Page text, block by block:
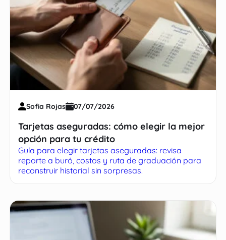
Sofia Rojas 07/07/2026
Tarjetas aseguradas: cómo elegir la mejor
opción para tu crédito
Guía para elegir tarjetas aseguradas: revisa
reporte a buró, costos y ruta de graduación para
reconstruir historial sin sorpresas.